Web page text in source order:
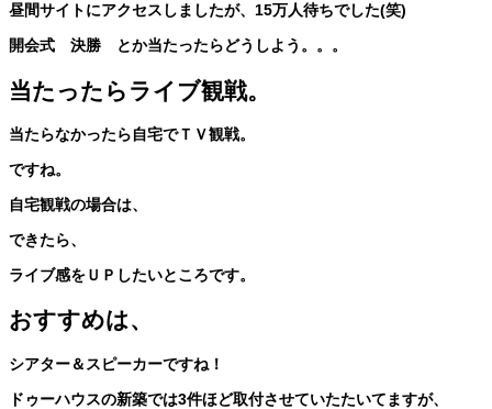
昼間サイトにアクセスしましたが、15万人待ちでした(笑)
開会式 決勝 とか当たったらどうしよう。。。
当たったらライブ観戦。
当たらなかったら自宅でＴＶ観戦。
ですね。
自宅観戦の場合は、
できたら、
ライブ感をＵＰしたいところです。
おすすめは、
シアター＆スピーカーですね！
ドゥーハウスの新築では3件ほど取付させていたたいてますが、